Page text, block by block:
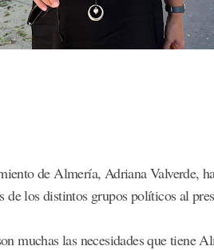
de Almería, Adriana Valverde,
de los distintos grupos políticos al
muchas las necesidades que tiene